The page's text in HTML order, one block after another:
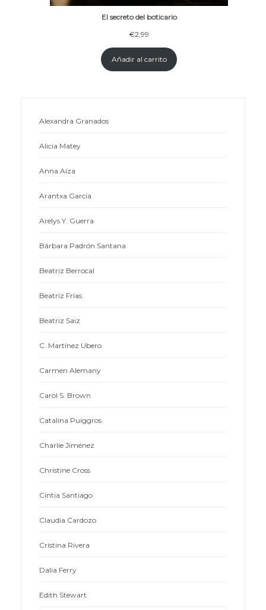
El secreto del boticario
€2,99
Añadir al carrito
Alexandra Granados
Alicia Matey
Anna Aiza
Arantxa García
Arelys Y. Guerra
Bárbara Padrón Santana
Beatriz Berrocal
Beatriz Frías
Beatriz Saiz
C. Martínez Ubero
Carmen Alemany
Carol S. Brown
Catalina Puiggros
Charlie Jiménez
Christine Cross
Cintia Santiago
Claudia Cardozo
Cristina Rivera
Dalia Ferry
Edith Stewart